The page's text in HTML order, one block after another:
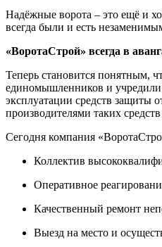
Надёжные ворота – это ещё и
всегда были и есть
«ВоротаСтрой» всегда в
Теперь становится понятным,
единомышленников и учредили
эксплуатации средств защиты
производителями таких
Сегодня компания
Коллектив
Оперативное
Качественный ремонт
Выезд на место и